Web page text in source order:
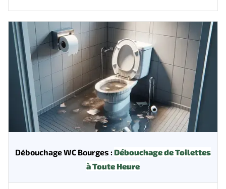
Débouchage WC Bourges : Débouchage de Toilettes
à Toute Heure